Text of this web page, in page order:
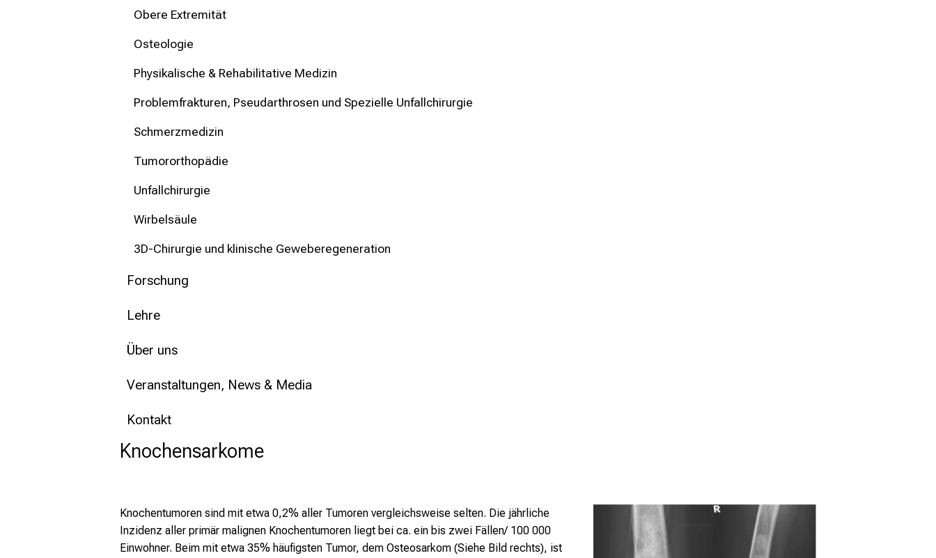
Obere Extremität
Osteologie
Physikalische & Rehabilitative Medizin
Problemfrakturen, Pseudarthrosen und Spezielle Unfallchirurgie
Schmerzmedizin
Tumororthopädie
Unfallchirurgie
Wirbelsäule
3D-Chirurgie und klinische Geweberegeneration
Forschung
Lehre
Über uns
Veranstaltungen, News & Media
Kontakt
Knochensarkome
Knochentumoren sind mit etwa 0,2% aller Tumoren vergleichsweise selten. Die jährliche
Inzidenz aller primär malignen Knochentumoren liegt bei ca. ein bis zwei Fällen/ 100 000
Einwohner. Beim mit etwa 35% häufigsten Tumor, dem Osteosarkom (Siehe Bild rechts), ist